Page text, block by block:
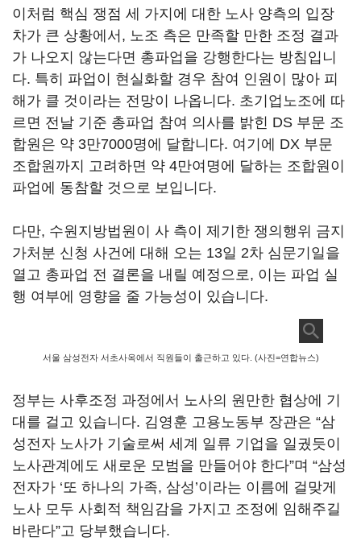
이처럼 핵심 쟁점 세 가지에 대한 노사 양측의 입장
차가 큰 상황에서 , 노조 측은 만족할 만한 조정 결과
가 나오지 않는다면 총파업을 강행한다는 방침입니
다. 특히 파업이 현실화할 경우 참여 인원이 많아 피
해가 클 것이라는 전망이 나옵니다. 초기업노조에 따
르면 전날 기준 총파업 참여 의사를 밝힌 DS 부문 조
합원은 약 3만7000명에 달합니다. 여기에 DX 부문
조합원까지 고려하면 약 4만여명에 달하는 조합원이
파업에 동참할 것으로 보입니다.
다만, 수원지방법원이 사 측이 제기한 쟁의행위 금지
가처분 신청 사건에 대해 오는 13일 2차 심문기일을
열고 총파업 전 결론을 내릴 예정으로, 이는 파업 실
행 여부에 영향을 줄 가능성이 있습니다.
서울 삼성전자 서초사옥에서 직원들이 출근하고 있다. (사진=연합뉴스)
정부는 사후조정 과정에서 노사의 원만한 협상에 기
대를 걸고 있습니다. 김영훈 고용노동부 장관은 “삼
성전자 노사가 기술로써 세계 일류 기업을 일궜듯이
노사관계에도 새로운 모범을 만들어야 한다”며 “삼성
전자가 ‘또 하나의 가족, 삼성’이라는 이름에 걸맞게
노사 모두 사회적 책임감을 가지고 조정에 임해주길
바란다”고 당부했습니다.